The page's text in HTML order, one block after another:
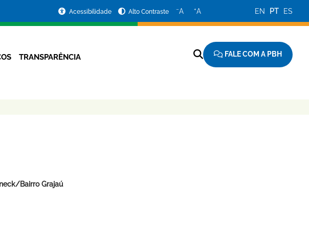
Acessibilidade Alto Contraste −A +A EN PT ES
TRANSPARÊNCIA FALE COM A PBH
Bairro Grajaú